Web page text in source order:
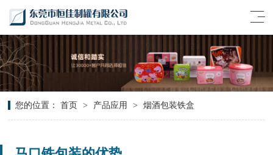
您的位置：首页 > 产品应用 > 烟酒包装铁盒